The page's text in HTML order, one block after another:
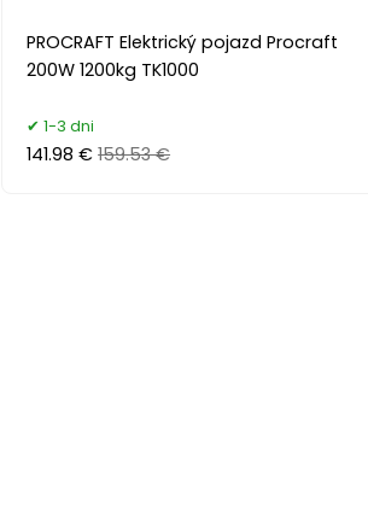
PROCRAFT Elektrický pojazd Procraft
200W 1200kg TK1000
1-3 dni
141.98 € 159.53 €